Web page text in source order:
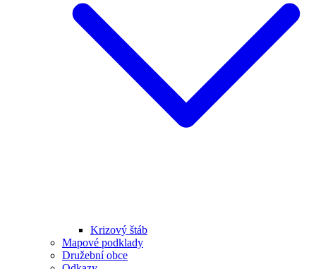
Krizový štáb
Mapové podklady
Družební obce